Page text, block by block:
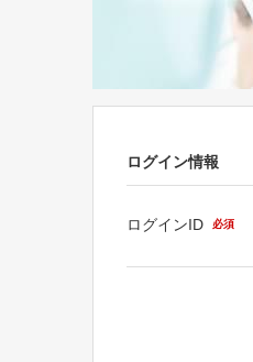
ログイン情報
ログインID 必須